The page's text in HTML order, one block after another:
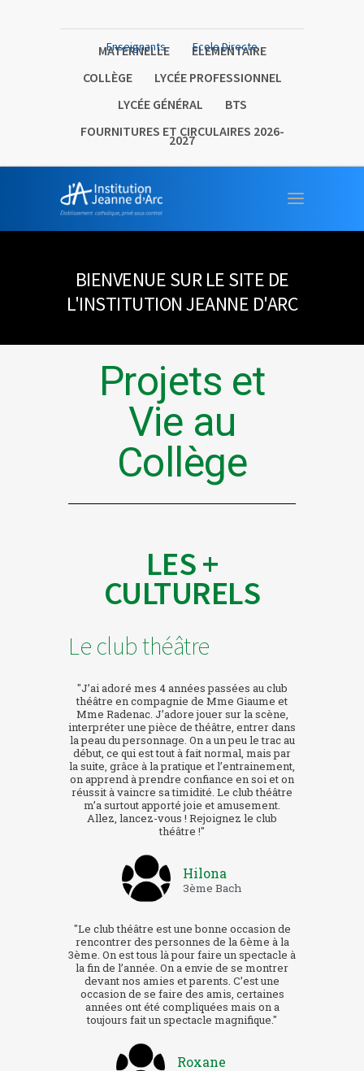
MATERNELLE
ELEMENTAIRE
COLLÈGE
LYCÉE PROFESSIONNEL
LYCÉE GÉNÉRAL
BTS
FOURNITURES ET CIRCULAIRES 2026-
2027
Enseignants Ecole Directe
BIENVENUE SUR LE SITE DE
L'INSTITUTION JEANNE D'ARC
Projets et
Vie au
Collège
LES +
CULTURELS
Le club théâtre
"J’ai adoré mes 4 années passées au club
théâtre en compagnie de Mme Giaume et
Mme Radenac. J’adore jouer sur la scène,
interpréter une pièce de théâtre, entrer dans
la peau du personnage. On a un peu le trac au
début, ce qui est tout à fait normal, mais par
la suite, grâce à la pratique et l’entrainement,
on apprend à prendre confiance en soi et on
réussit à vaincre sa timidité. Le club théâtre
m’a surtout apporté joie et amusement.
Allez, lancez-vous ! Rejoignez le club
théâtre !"
Hilona
3ème Bach
"Le club théâtre est une bonne occasion de
rencontrer des personnes de la 6ème à la
3ème. On est tous là pour faire un spectacle à
la fin de l’année. On a envie de se montrer
devant nos amies et parents. C’est une
occasion de se faire des amis, certaines
années ont été compliquées mais on a
toujours fait un spectacle magnifique."
Roxane